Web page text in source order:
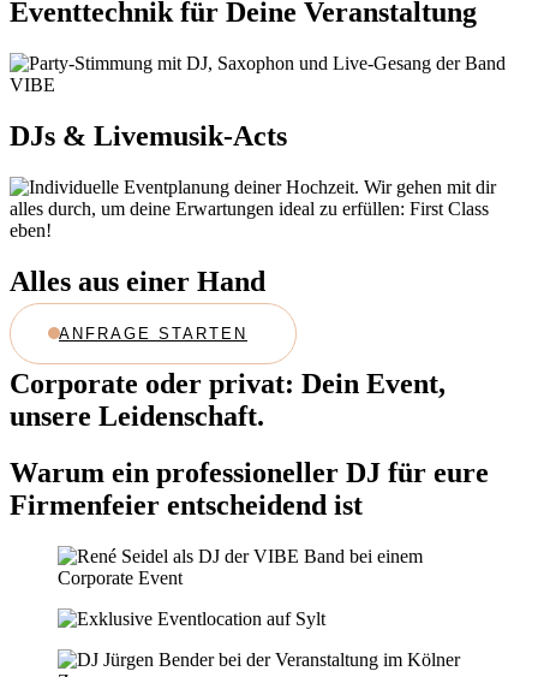
Eventtechnik für Deine Veranstaltung
DJs & Livemusik-Acts
Alles aus einer Hand
ANFRAGE STARTEN
Corporate oder privat: Dein Event,
unsere Leidenschaft.
Warum ein professioneller DJ für eure
Firmenfeier entscheidend ist